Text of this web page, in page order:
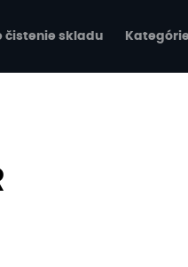
čistenie skladu